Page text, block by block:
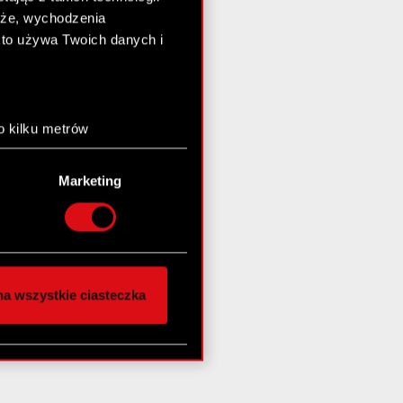
wychodzenia
używa Twoich danych i
kilku metrów
(fingerprinting,
preferencje w
chwili.
i
innymi danymi
z naszej witryny,
Marketing
wszystkie ciasteczka